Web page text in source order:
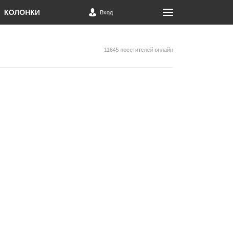
КОЛОНКИ Вход
11645 посетителей онлайн